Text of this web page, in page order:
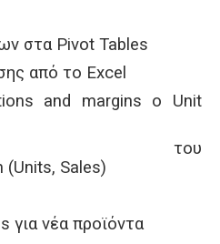
στα Pivot Tables
από το Excel
and margins o Unit
του
(Units, Sales)
για νέα προϊόντα